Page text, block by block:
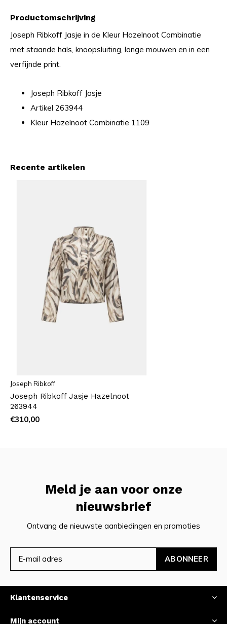
Productomschrijving
Joseph Ribkoff Jasje in de Kleur Hazelnoot Combinatie
met staande hals, knoopsluiting, lange mouwen en in een
verfijnde print.
Joseph Ribkoff Jasje
Artikel 263944
Kleur Hazelnoot Combinatie 1109
Recente artikelen
Joseph Ribkoff
Joseph Ribkoff Jasje Hazelnoot
263944
€310,00
Meld je aan voor onze
nieuwsbrief
Ontvang de nieuwste aanbiedingen en promoties
ABONNEER
Klantenservice
Mijn account